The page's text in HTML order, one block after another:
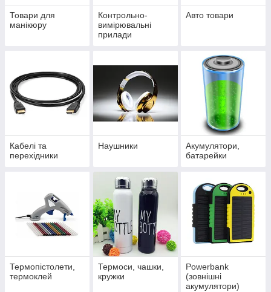
Товари для
манікюру
Контрольно-
вимірювальні
прилади
Авто товари
Кабелі та
перехідники
Наушники
Акумулятори,
батарейки
Термопістолети,
термоклей
Термоси, чашки,
кружки
Powerbank
(зовнішні
акумулятори)